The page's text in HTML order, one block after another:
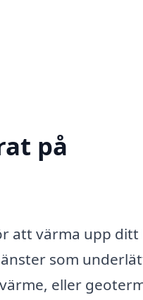
på
att värma upp ditt
som
eller